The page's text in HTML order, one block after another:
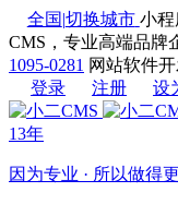
全国|切换城市 小程
CMS，专业高端品牌
1095-0281 网站软件
登录
注册 设
13年
因为专业 · 所以做得